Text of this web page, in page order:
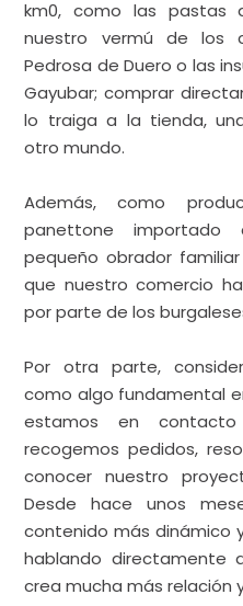
que nuestro comercio
por parte de los
Por otra parte,
como algo fundamental
estamos en contacto
conocer nuestro
Desde hace unos
contenido más dinámico
hablando directamente
crea mucha más relación
Colaboramos con
comunidad, como por
de un lote de productos
La Flor Burgalesa.
Una parte de nuestra
nuestra pagina
incorporado envíos a toda